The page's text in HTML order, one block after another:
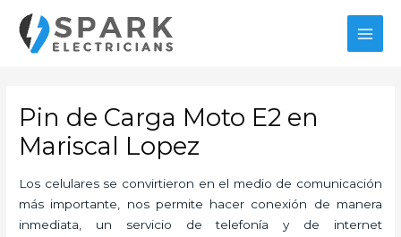
contenido
Pin de Carga Moto E2 en
Mariscal Lopez
Los celulares se convirtieron en el medio de comunicación
más importante, nos permite hacer conexión de manera
inmediata, un servicio de telefonía y de internet